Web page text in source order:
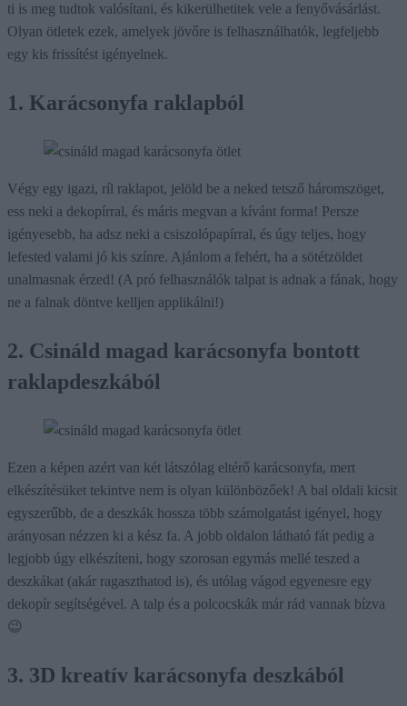
ti is meg tudtok valósítani, és kikerülhetitek vele a fenyővásárlást.
Olyan ötletek ezek, amelyek jövőre is felhasználhatók, legfeljebb
egy kis frissítést igényelnek.
1. Karácsonyfa raklapból
Végy egy igazi, ríl raklapot, jelöld be a neked tetsző háromszöget,
ess neki a dekopírral, és máris megvan a kívánt forma! Persze
igényesebb, ha adsz neki a csiszolópapírral, és úgy teljes, hogy
lefested valami jó kis színre. Ajánlom a fehért, ha a sötétzöldet
unalmasnak érzed! (A pró felhasználók talpat is adnak a fának, hogy
ne a falnak döntve kelljen applikálni!)
2. Csináld magad karácsonyfa bontott
raklapdeszkából
Ezen a képen azért van két látszólag eltérő karácsonyfa, mert
elkészítésüket tekintve nem is olyan különbözőek! A bal oldali kicsit
egyszerűbb, de a deszkák hossza több számolgatást igényel, hogy
arányosan nézzen ki a kész fa. A jobb oldalon látható fát pedig a
legjobb úgy elkészíteni, hogy szorosan egymás mellé teszed a
deszkákat (akár ragaszthatod is), és utólag vágod egyenesre egy
dekopír segítségével. A talp és a polcocskák már rád vannak bízva
😉
3. 3D kreatív karácsonyfa deszkából